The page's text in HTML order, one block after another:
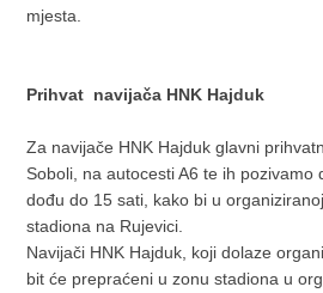
mjesta.
Prihvat navijača HNK Hajduk
Za navijače HNK Hajduk glavni
Soboli, na autocesti A6 te ih pozivamo
dođu do 15 sati, kako bi u
stadiona na Rujevici.
Navijači HNK Hajduk, koji dolaze
bit će prepraćeni u zonu stadiona u